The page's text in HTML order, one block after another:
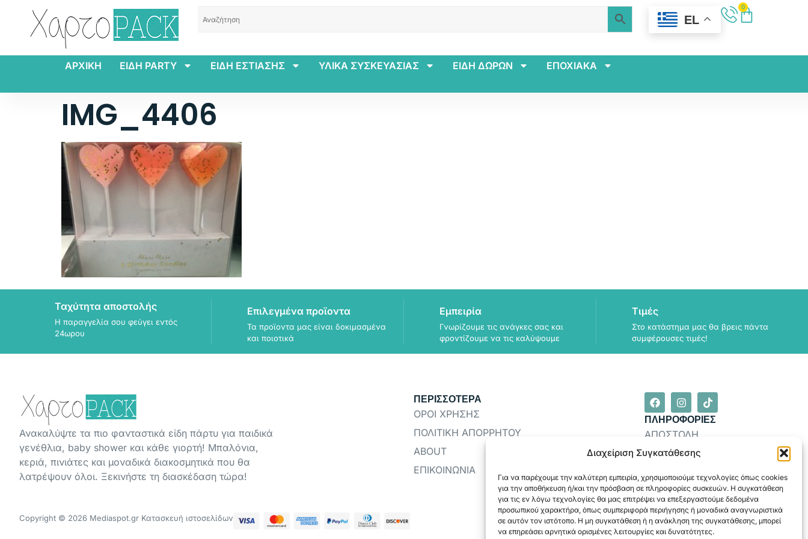
Διαχείριση Συγκατάθεσης
Για να παρέχουμε την καλύτερη εμπειρία, χρησιμοποιούμε τεχνολογίες όπως cookies
για την αποθήκευση ή/και την πρόσβαση σε πληροφορίες συσκευών. Η συγκατάθεση
για τις εν λόγω τεχνολογίες θα μας επιτρέψει να επεξεργαστούμε δεδομένα
προσωπικού χαρακτήρα, όπως συμπεριφορά περιήγησης ή μοναδικά αναγνωριστικά
σε αυτόν τον ιστότοπο. Η μη συγκατάθεση ή η ανάκληση της συγκατάθεσης, μπορεί
να επηρεάσει αρνητικά ορισμένες λειτουργίες και δυνατότητες.
EL
0
ΑΡΧΙΚΗ ΕΙΔΗ PARTY ΕΙΔΗ ΕΣΤΙΑΣΗΣ ΥΛΙΚΑ ΣΥΣΚΕΥΑΣΙΑΣ ΕΙΔΗ ΔΩΡΩΝ ΕΠΟΧΙΑΚΑ
IMG_4406
Ταχύτητα αποστολής
Η παραγγελία σου φεύγει εντός
24ωρου
Επιλεγμένα προϊοντα
Τα προϊοντα μας είναι δοκιμασμένα
και ποιοτικά
Εμπειρία
Γνωρίζουμε τις ανάγκες σας και
φροντίζουμε να τις καλύψουμε
Τιμές
Στο κατάστημα μας θα βρεις πάντα
συμφέρουσες τιμές!
Ανακαλύψτε τα πιο φανταστικά είδη πάρτυ για παιδικά
γενέθλια, baby shower και κάθε γιορτή! Μπαλόνια,
κεριά, πινιάτες και μοναδικά διακοσμητικά που θα
λατρέψουν όλοι. Ξεκινήστε τη διασκέδαση τώρα!
ΠΕΡΙΣΣΟΤΕΡΑ
ΟΡΟΙ ΧΡΗΣΗΣ
ΠΟΛΙΤΙΚΗ ΑΠΟΡΡΗΤΟΥ
ABOUT
ΕΠΙΚΟΙΝΩΝΙΑ
ΠΛΗΡΟΦΟΡΙΕΣ
ΑΠΟΣΤΟΛΗ
ΕΞΟΦΛΗΣΗ
Copyright © 2026 Mediaspot.gr Κατασκευή ιστοσελίδων